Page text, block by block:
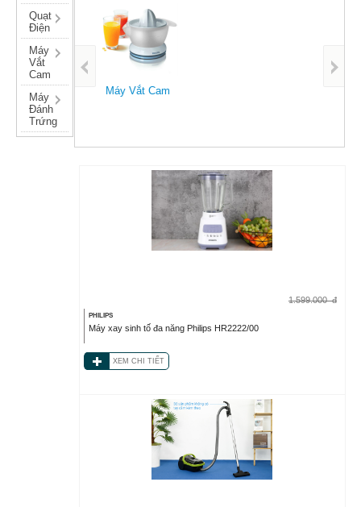
Quạt
Điện
Máy
Vắt
Cam
Máy
Đánh
Trứng
Bàn ủi - Bàn Là
1.599.000 đ
PHILIPS
Máy xay sinh tố đa năng Philips HR2222/00
XEM CHI TIẾT